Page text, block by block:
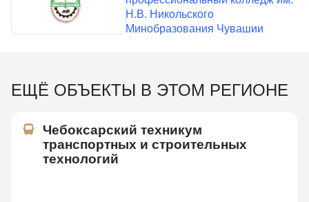
Н.В. Никольского
Минобразования Чувашии
ЕЩЁ ОБЪЕКТЫ В ЭТОМ РЕГИОНЕ
Чебоксарский техникум
транспортных и строительных
технологий